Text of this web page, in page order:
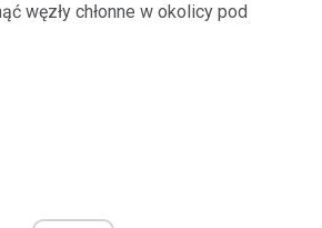
węzły chłonne w okolicy pod